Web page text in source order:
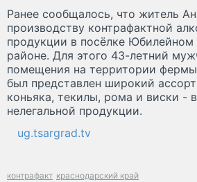
Ранее сообщалось, что житель
производству контрафактной
продукции в посёлке
районе. Для этого 43-летний
помещения на территории
был представлен широкий
коньяка, текилы, рома и виски -
нелегальной продукции.
ug.tsargrad.tv
контрафакт краснодарский край